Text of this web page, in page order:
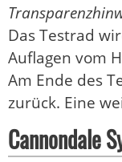
Das Testrad
Auflagen vom
Am Ende des
zurück. Eine
Cannondale